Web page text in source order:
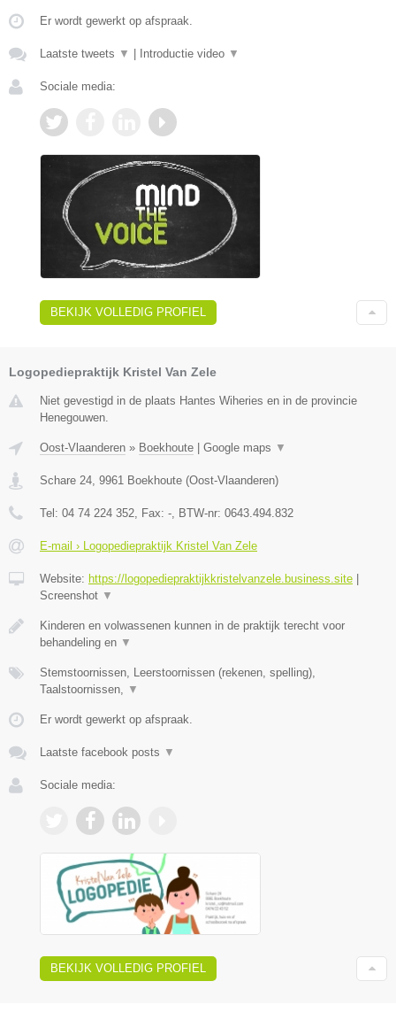
Er wordt gewerkt op afspraak.
Laatste tweets ▼ Introductie video ▼
Sociale media:
BEKIJK VOLLEDIG PROFIEL
Logopediepraktijk Kristel Van Zele
Niet gevestigd in de plaats Hantes Wiheries en in de provincie
Henegouwen.
Oost-Vlaanderen » Boekhoute Google maps ▼
Schare 24, 9961 Boekhoute (Oost-Vlaanderen)
Tel: 04 74 224 352, Fax: -, BTW-nr: 0643.494.832
E-mail › Logopediepraktijk Kristel Van Zele
Website: https://logopediepraktijkkristelvanzele.business.site
Screenshot ▼
Kinderen en volwassenen kunnen in de praktijk terecht voor
behandeling en ▼
Stemstoornissen, Leerstoornissen (rekenen, spelling),
Taalstoornissen, ▼
Er wordt gewerkt op afspraak.
Laatste facebook posts ▼
Sociale media:
BEKIJK VOLLEDIG PROFIEL